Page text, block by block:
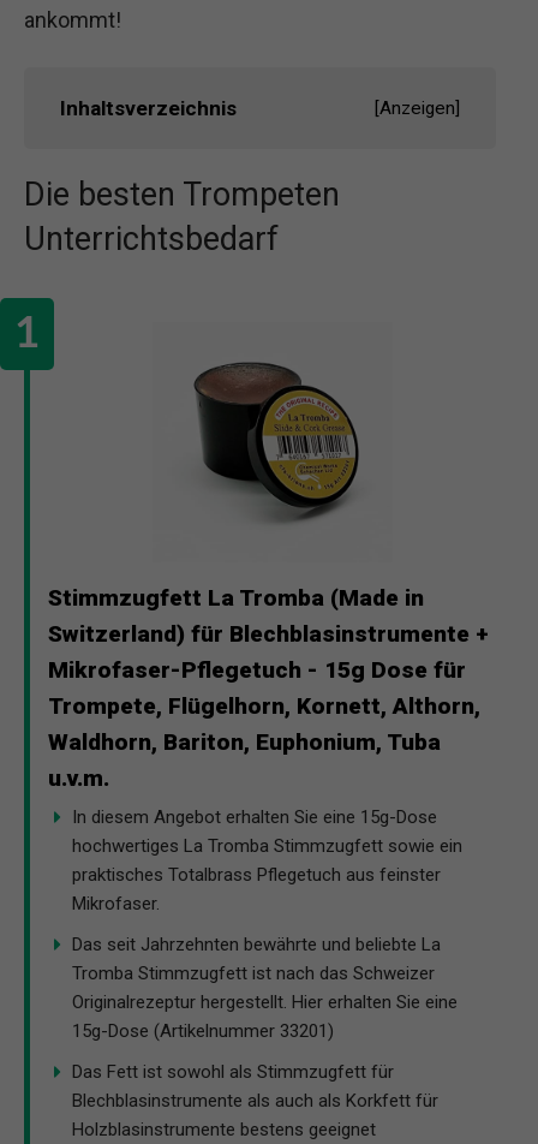
ankommt!
Inhaltsverzeichnis [Anzeigen]
Die besten Trompeten
Unterrichtsbedarf
Stimmzugfett La Tromba (Made in
Switzerland) für Blechblasinstrumente +
Mikrofaser-Pflegetuch - 15g Dose für
Trompete, Flügelhorn, Kornett, Althorn,
Waldhorn, Bariton, Euphonium, Tuba
u.v.m.
In diesem Angebot erhalten Sie eine 15g-Dose
hochwertiges La Tromba Stimmzugfett sowie ein
praktisches Totalbrass Pflegetuch aus feinster
Mikrofaser.
Das seit Jahrzehnten bewährte und beliebte La
Tromba Stimmzugfett ist nach das Schweizer
Originalrezeptur hergestellt. Hier erhalten Sie eine
15g-Dose (Artikelnummer 33201)
Das Fett ist sowohl als Stimmzugfett für
Blechblasinstrumente als auch als Korkfett für
Holzblasinstrumente bestens geeignet